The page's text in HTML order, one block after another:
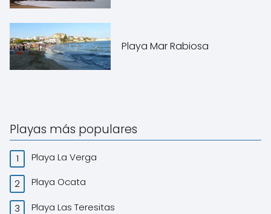
Playa Mar Rabiosa
Playas más populares
Playa La Verga
Playa Ocata
Playa Las Teresitas